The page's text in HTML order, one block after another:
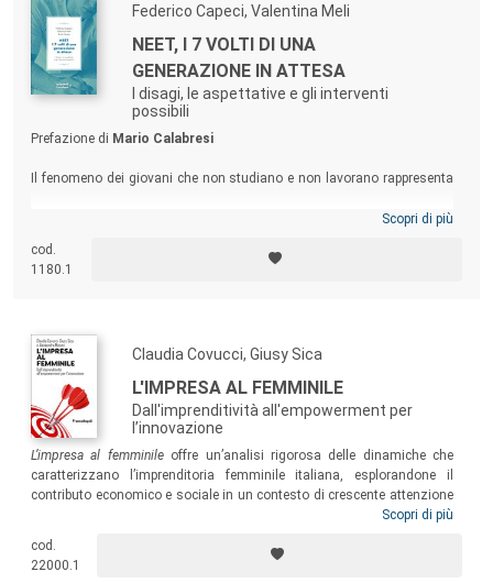
Federico Capeci, Valentina Meli
NEET, I 7 VOLTI DI UNA
GENERAZIONE IN ATTESA
I disagi, le aspettative e gli interventi
possibili
Prefazione di Mario Calabresi
Il fenomeno dei giovani che non studiano e non lavorano rappresenta
offre un contributo del tutto originale per fotografare il fenomeno,
azioni possibili. Un’opera che coniuga riflessione e azione, dati e
intuizioni, per trasformare il potenziale inespresso in un futuro ricco di
Scopri di più
cod.
1180.1
Claudia Covucci, Giusy Sica
L'IMPRESA AL FEMMINILE
Dall'imprenditività all'empowerment per
l’innovazione
L’impresa al femminileoffre un’analisi rigorosa delle dinamiche che
caratterizzano l’imprenditoria femminile italiana, esplorandone il
contributo economico e sociale in un contesto di crescente attenzione
globale verso la parità di genere. Le autrici esaminano il tema con uno
economiche, analisi delle politiche europee di supporto e storie di
successo concrete, fornendo un quadro esaustivo e stimolante per
Scopri di più
cod.
22000.1